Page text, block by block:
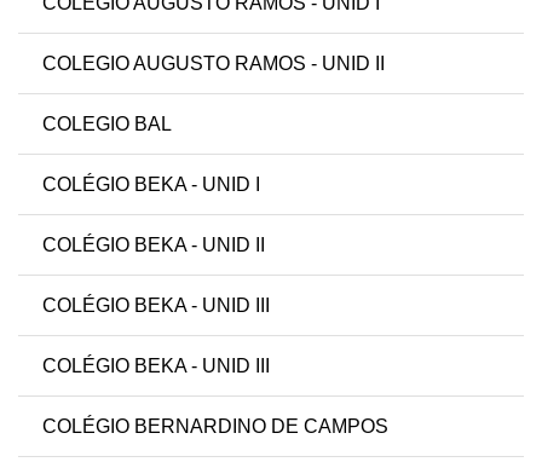
COLEGIO AUGUSTO RAMOS - UNID II
COLEGIO BAL
COLÉGIO BEKA - UNID I
COLÉGIO BEKA - UNID II
COLÉGIO BEKA - UNID III
COLÉGIO BEKA - UNID III
COLÉGIO BERNARDINO DE CAMPOS